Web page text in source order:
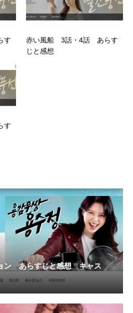
す
赤い風船 3話・4話 あらす
じと感想
す
ン あらすじと感想 キャス